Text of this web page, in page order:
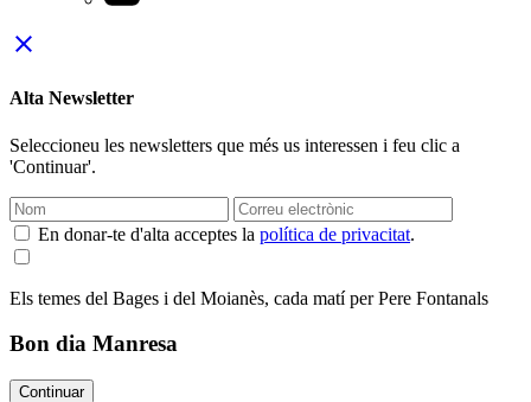
close
Alta Newsletter
Seleccioneu les newsletters que més us interessen i feu clic a
'Continuar'.
En donar-te d'alta acceptes la política de privacitat.
Els temes del Bages i del Moianès, cada matí per Pere Fontanals
Bon dia Manresa
Continuar